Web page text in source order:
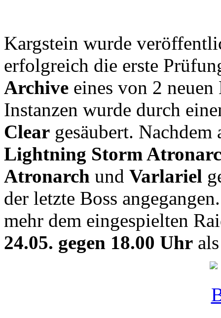
Kargstein wurde
erfolgreich die erste
Archive eines von 2
Instanzen wurde durch
Clear gesäubert. Nachdem
Lightning Storm
Atronarch und Varlariel
der letzte Boss
mehr dem eingespielten
24.05. gegen 18.00 Uhr